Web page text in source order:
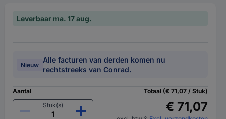
Leverbaar ma. 17 aug.
Nieuw
Alle facturen van derden komen nu
rechtstreeks van Conrad.
Aantal
Stuk(s)
Totaal (€ 71,07 / Stuk)
€ 71,07